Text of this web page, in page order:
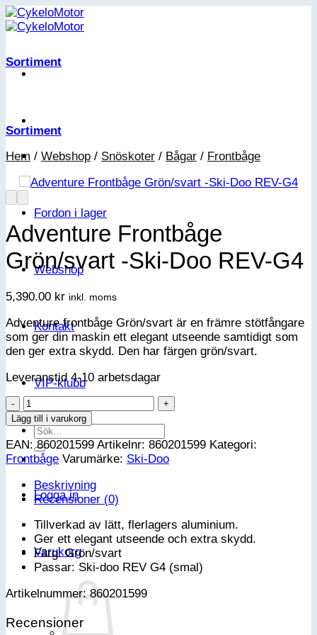
Skip
to
Fordon i lager
Webshop
Kontakt
VIP-klubb
Sök
efter:
Logga in
Varukorg
Sortiment
Sortiment
Hem / Webshop / Snöskoter / Bågar / Frontbåge
Adventure Frontbåge
Grön/svart -Ski-Doo REV-G4
5,390.00 kr inkl. moms
Adventure frontbåge Grön/svart är en främre stötfångare
som ger din maskin ett elegant utseende samtidigt som
den ger extra skydd. Den har färgen grön/svart.
Leveranstid 4-10 arbetsdagar
Adventure
Frontbåge
Grön/svart
-
Ski-
REV-
G4
Lägg till i varukorg
EAN:860201599 Artikelnr: 860201599 Kategori:
Frontbåge Varumärke: Ski-Doo
Beskrivning
Recensioner (0)
Tillverkad av lätt, flerlagers aluminium.
Ger ett elegant utseende och extra skydd.
Färg: Grön/svart
Passar: Ski-doo REV G4 (smal)
Artikelnummer: 860201599
Recensioner